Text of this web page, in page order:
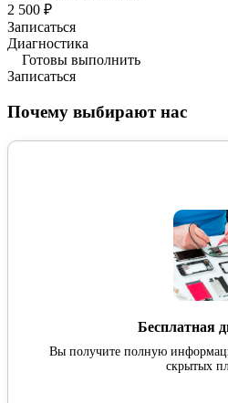
2 500 ₽
Записаться
Диагностика
Готовы выполнить
Записаться
Почему выбирают нас
Бесплатная
Вы получите полную
скрытых